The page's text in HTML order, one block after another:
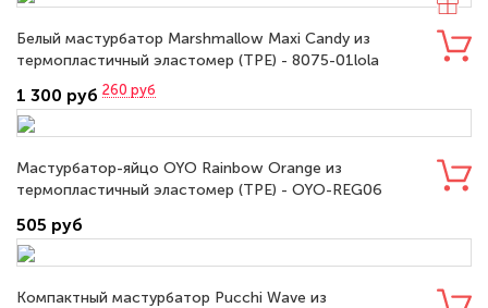
Белый мастурбатор Marshmallow Maxi Candy из
термопластичный эластомер (TPE) - 8075-01lola
1 300 руб 260 руб
Мастурбатор-яйцо OYO Rainbow Orange из
термопластичный эластомер (TPE) - OYO-REG06
505 руб
Компактный мастурбатор Pucchi Wave из